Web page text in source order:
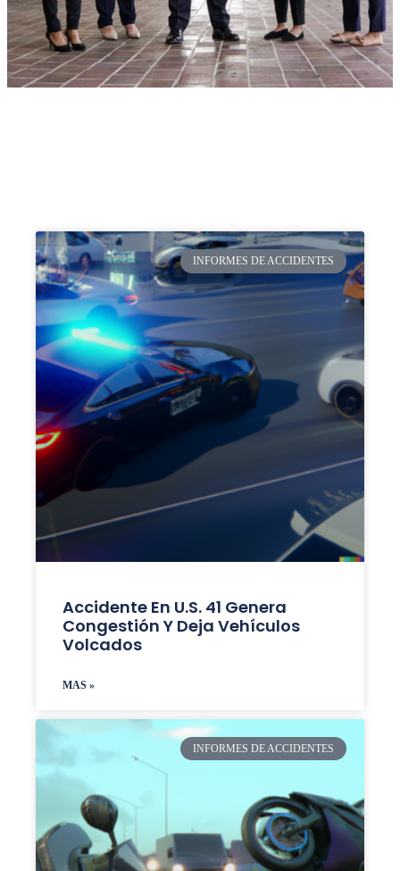
INFORMES DE ACCIDENTES
Accidente En U.S. 41 Genera
Congestión Y Deja Vehículos
Volcados
MAS »
INFORMES DE ACCIDENTES